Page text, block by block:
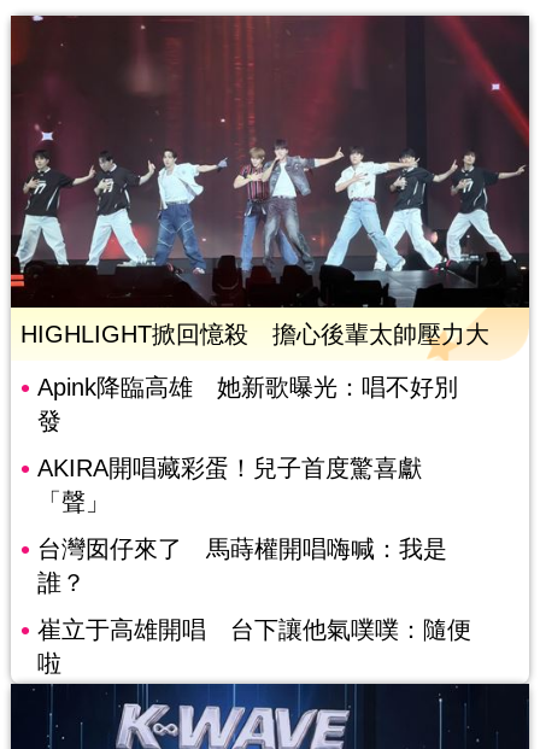
HIGHLIGHT掀回憶殺 擔心後輩太帥壓力大
Apink降臨高雄 她新歌曝光：唱不好別
發
AKIRA開唱藏彩蛋！兒子首度驚喜獻
「聲」
台灣囡仔來了 馬蒔權開唱嗨喊：我是
誰？
崔立于高雄開唱 台下讓他氣噗噗：隨便
啦